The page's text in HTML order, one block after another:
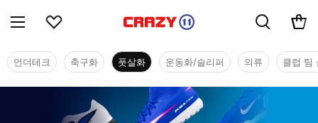
언더테크 축구화 풋살화 운동화/슬리퍼 의류 클럽 팀